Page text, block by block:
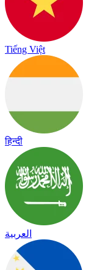
Tiếng Việt
हिन्दी
العربية